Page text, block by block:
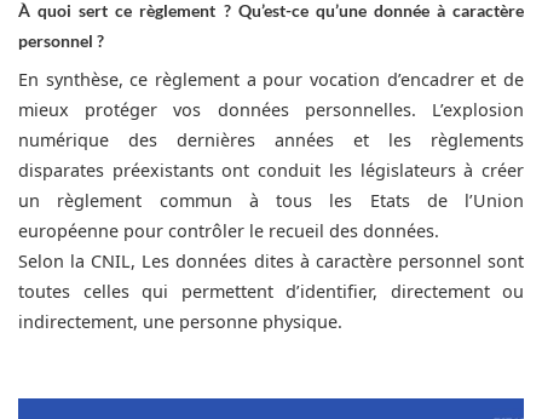
À quoi sert ce règlement ? Qu’est-ce qu’une donnée à caractère
personnel ?
En synthèse, ce règlement a pour vocation d’encadrer et de
mieux protéger vos données personnelles. L’explosion
numérique des dernières années et les règlements
disparates préexistants ont conduit les législateurs à créer
un règlement commun à tous les Etats de l’Union
européenne pour contrôler le recueil des données.
Selon la CNIL, Les données dites à caractère personnel sont
toutes celles qui permettent d’identifier, directement ou
indirectement, une personne physique.